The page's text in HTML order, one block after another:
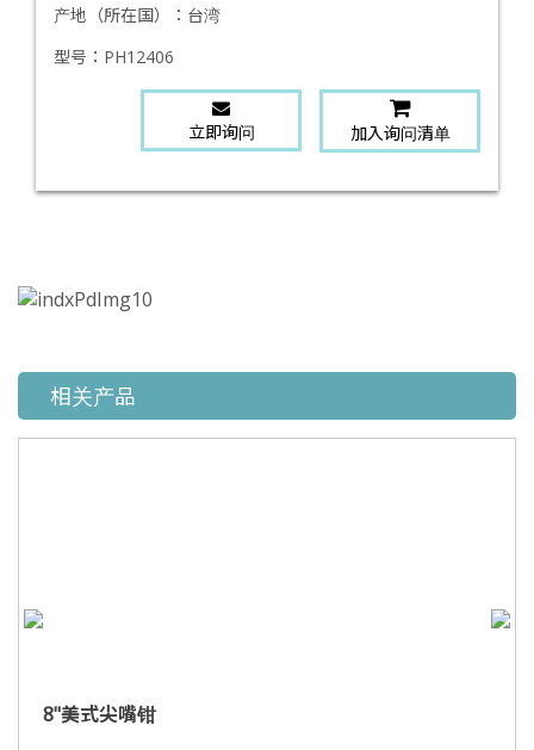
产地（所在国）： 台湾
型号： PH12406
立即询问 加入询问清单
相关产品
8"美式尖嘴钳